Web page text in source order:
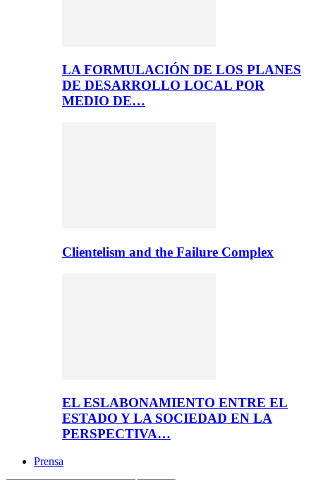
LA FORMULACIÓN DE LOS PLANES
DE DESARROLLO LOCAL POR
MEDIO DE…
Clientelism and the Failure Complex
EL ESLABONAMIENTO ENTRE EL
ESTADO Y LA SOCIEDAD EN LA
PERSPECTIVA…
Prensa